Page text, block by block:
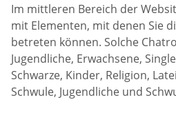
Im mittleren Bereich der
mit Elementen, mit denen Sie
betreten können. Solche
Jugendliche, Erwachsene,
Schwarze, Kinder, Religion,
Schwule, Jugendliche und